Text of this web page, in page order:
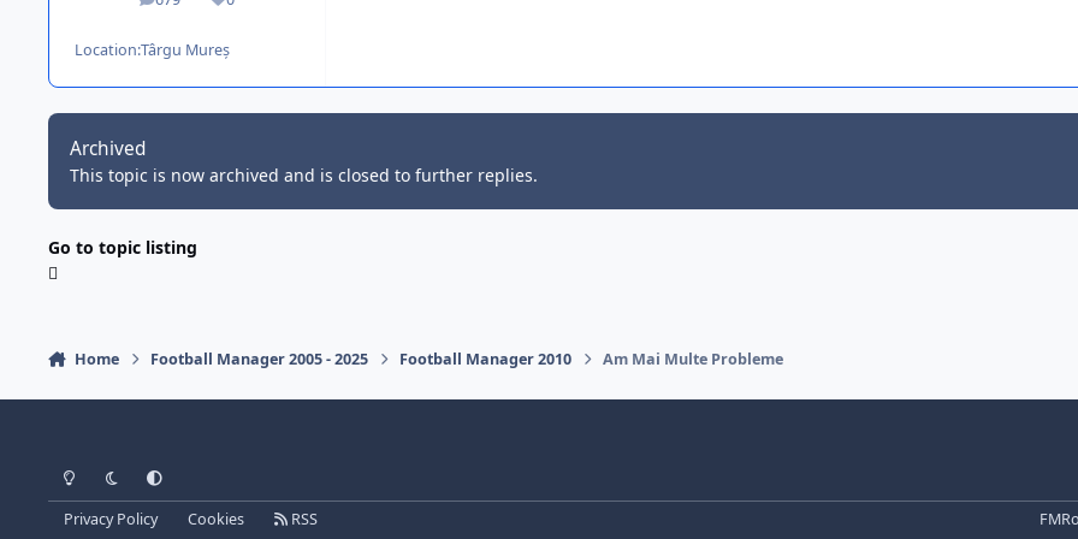
posts Reputation
Location:Târgu Mureș
Archived
This topic is now archived and is closed to further replies.
Go to topic listing
Home Football Manager 2005 - 2025 Football Manager 2010 Am Mai Multe Probleme
Light ModeDark ModeSystem Preference
Privacy Policy Cookies RSS